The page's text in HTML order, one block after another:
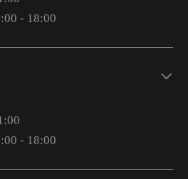
- 18:00
- 18:00